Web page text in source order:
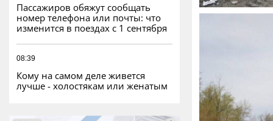
Пассажиров обяжут сообщать
номер телефона или почты: что
изменится в поездах с 1 сентября
08:39
Кому на самом деле живется
лучше - холостякам или женатым